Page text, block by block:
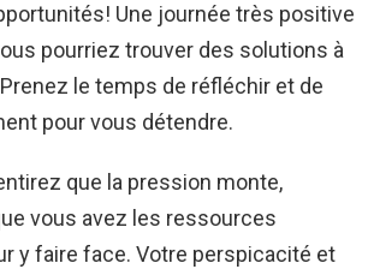
Une journée très positive
pourriez trouver des solutions à
le temps de réfléchir et de
pour vous détendre.
que la pression monte,
vous avez les ressources
y faire face. Votre perspicacité et